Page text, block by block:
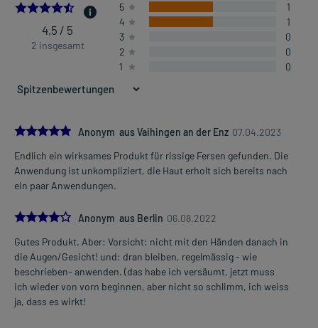
4.5
4,5 / 5
2 insgesamt
5
1
4
1
3
0
2
0
1
0
5.0Anonym aus Vaihingen an der Enz 07.04.2023
Endlich ein wirksames Produkt für rissige Fersen gefunden. Die
Anwendung ist unkompliziert, die Haut erholt sich bereits nach
ein paar Anwendungen.
4.0Anonym aus Berlin 06.08.2022
Gutes Produkt. Aber: Vorsicht: nicht mit den Händen danach in
die Augen/Gesicht! und: dran bleiben, regelmässig - wie
beschrieben- anwenden. (das habe ich versäumt, jetzt muss
ich wieder von vorn beginnen, aber nicht so schlimm, ich weiss
ja, dass es wirkt!